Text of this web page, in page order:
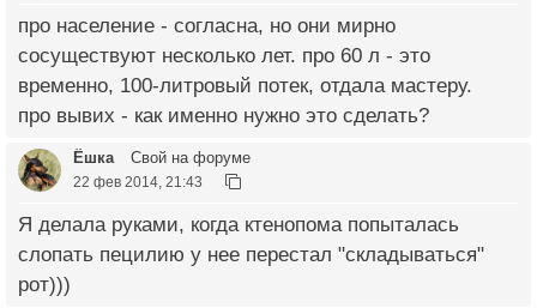
про население - согласна, но они мирно
сосуществуют несколько лет. про 60 л - это
временно, 100-литровый потек, отдала мастеру.
про вывих - как именно нужно это сделать?
Ёшка Свой на форуме
22 фев 2014, 21:43
Я делала руками, когда ктенопома попыталась
слопать пецилию у нее перестал "складываться"
рот)))